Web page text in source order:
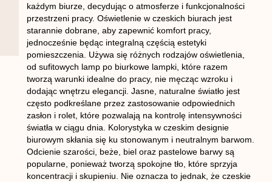
każdym biurze, decydując o atmosferze i funkcjonalności
przestrzeni pracy. Oświetlenie w czeskich biurach jest
starannie dobrane, aby zapewnić komfort pracy,
jednocześnie będąc integralną częścią estetyki
pomieszczenia. Używa się różnych rodzajów oświetlenia,
od sufitowych lamp po biurkowe lampki, które razem
tworzą warunki idealne do pracy, nie męcząc wzroku i
dodając wnętrzu elegancji. Jasne, naturalne światło jest
często podkreślane przez zastosowanie odpowiednich
zasłon i rolet, które pozwalają na kontrolę intensywności
światła w ciągu dnia. Kolorystyka w czeskim designie
biurowym skłania się ku stonowanym i neutralnym barwom.
Odcienie szarości, beże, biel oraz pastelowe barwy są
popularne, ponieważ tworzą spokojne tło, które sprzyja
koncentracji i skupieniu. Nie oznacza to jednak, że czeskie